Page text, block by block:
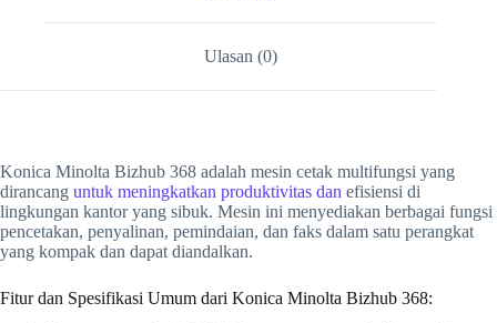
Ulasan (0)
Konica Minolta Bizhub 368 adalah mesin cetak multifungsi yang
dirancang untuk meningkatkan produktivitas dan efisiensi di
lingkungan kantor yang sibuk. Mesin ini menyediakan berbagai fungsi
pencetakan, penyalinan, pemindaian, dan faks dalam satu perangkat
yang kompak dan dapat diandalkan.
Fitur dan Spesifikasi Umum dari Konica Minolta Bizhub 368: